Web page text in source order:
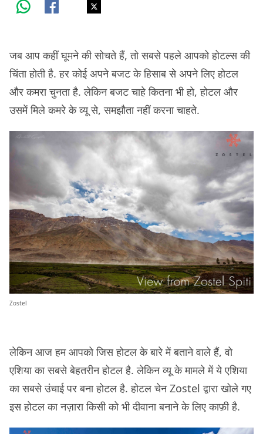
जब आप कहीं घूमने की सोचते हैं, तो सबसे पहले आपको होटल्स की
चिंता होती है. हर कोई अपने बजट के हिसाब से अपने लिए होटल
और कमरा चुनता है. लेकिन बजट चाहे कितना भी हो, होटल और
उसमें मिले कमरे के व्यू से, समझौता नहीं करना चाहते.
Zostel
लेकिन आज हम आपको जिस होटल के बारे में बताने वाले हैं, वो
एशिया का सबसे बेहतरीन होटल है. लेकिन व्यू के मामले में ये एशिया
का सबसे उंचाई पर बना होटल है. होटल चेन Zostel द्वारा खोले गए
इस होटल का नज़ारा किसी को भी दीवाना बनाने के लिए काफ़ी है.